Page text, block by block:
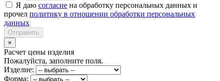
Я даю согласие на обработку персональных данных и
прочел политику в отношении обработки персональных
данных
Отправить
×
Расчет цены изделия
Пожалуйста, заполните поля.
Изделие:
Форма: